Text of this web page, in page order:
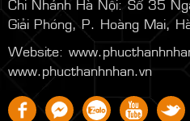
Chi Nhánh Hà Nội: Số 35
Giải Phóng, P. Hoàng Mai,
Website:
www.phucthanhnhan.vn